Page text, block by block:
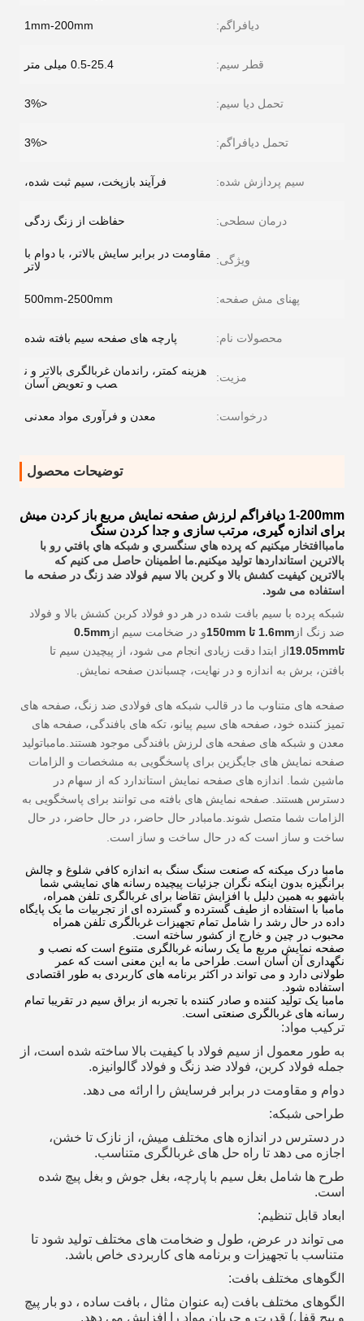
دیافراگم: 1mm-200mm
قطر سیم: 0.5-25.4 میلی متر
تحمل دیا سیم: <3%
تحمل دیافراگم: <3%
سیم پردازش شده: فرآیند بازپخت، سیم ثبت شده،
درمان سطحی: حفاظت از زنگ زدگی
ویژگی: مقاومت در برابر سایش بالاتر، با دوام با
لاتر
پهنای مش صفحه: 500mm-2500mm
محصولات نام: پارچه های صفحه سیم بافته شده
مزیت:
هزینه کمتر، راندمان غربالگری بالاتر و ن
صب و تعویض آسان
درخواست: معدن و فرآوری مواد معدنی
توضیحات محصول
1-200mm دیافراگم لرزش صفحه نمایش مربع باز کردن میش
برای اندازه گیری، مرتب سازی و جدا کردن سنگ
مامبا افتخار ميکنيم که پرده هاي سنگسري و شبكه هاي بافتي رو با
بالاترين استانداردها توليد ميکنيم.ما اطمینان حاصل می کنیم که
بالاترین کیفیت کشش بالا و کربن بالا سیم فولاد ضد زنگ در صفحه ما
استفاده می شود.
شبكه پرده با سيم بافت شده در هر دو فولاد کربن کشش بالا و فولاد
ضد زنگ از 1.6mm تا 150mm و در ضخامت سیم از 0.5mm
تا
19.05mm
از ابتدا دقت زیادی انجام می شود، از پیچیدن سیم تا
بافتن، برش به اندازه و در نهایت، چسباندن صفحه نمایش.
صفحه های متناوب ما در قالب شبکه های فولادی ضد زنگ، صفحه های
تمیز کننده خود، صفحه های سیم پیانو، تکه های بافندگی، صفحه های
معدن و شبکه های صفحه های لرزش بافندگی موجود هستند. مامباتولید
صفحه نمایش های جایگزین برای پاسخگویی به مشخصات و الزامات
ماشین شما. اندازه های صفحه نمایش استاندارد که از سهام در
دسترس هستند. صفحه نمایش های بافته می توانند برای پاسخگویی به
الزامات شما متصل شوند. مامبادر حال حاضر، در حال حاضر، در حال
ساخت و ساز است که در حال ساخت و ساز است.
مامبا درک ميکنه که صنعت سنگ سنگ به اندازه کافي شلوغ و چالش
برانگيزه بدون اينکه نگران جزئیات پیچیده رسانه هاي نمايشي شما
باشهو به همین دلیل با افزایش تقاضا برای غربالگری تلفن همراه،
مامبا با استفاده از طیف گسترده و گسترده ای از تجربیات ما یک پایگاه
داده در حال رشد را شامل تمام تجهیزات غربالگری تلفن همراه
محبوب در چین و خارج از کشور ساخته است.
صفحه نمایش مربع ما یک رسانه غربالگری متنوع است که نصب و
نگهداری آن آسان است. طراحی ما به این معنی است که عمر
طولانی دارد و می تواند در اکثر برنامه های کاربردی به طور اقتصادی
استفاده شود.
مامبا یک تولید کننده و صادر کننده با تجربه از براق سیم در تقریبا تمام
رسانه های غربالگری صنعتی است.
ترکیب مواد:
به طور معمول از سیم فولاد با کیفیت بالا ساخته شده است، از
جمله فولاد کربن، فولاد ضد زنگ و فولاد گالوانیزه.
دوام و مقاومت در برابر فرسایش را ارائه می دهد.
طراحی شبکه:
در دسترس در اندازه های مختلف میش، از نازک تا خشن،
اجازه می دهد تا راه حل های غربالگری متناسب.
طرح ها شامل بغل سیم با پارچه، بغل جوش و بغل پیچ شده
است.
ابعاد قابل تنظیم:
می تواند در عرض، طول و ضخامت های مختلف تولید شود تا
متناسب با تجهیزات و برنامه های کاربردی خاص باشد.
الگوهای مختلف بافت:
الگوهای مختلف بافت (به عنوان مثال ، بافت ساده ، دو بار پیچ
و پیچ قفل) قدرت و جریان مواد را افزایش می دهد.